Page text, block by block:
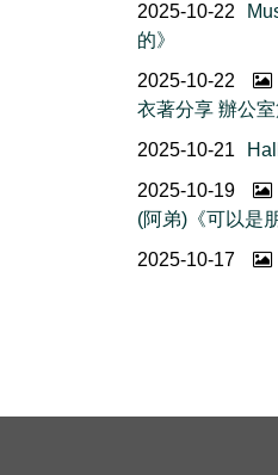
2025-10-22
的》
2025-10-22
衣著分享 辦公室
2025-10-21
2025-10-19
(阿弟)《可以是
2025-10-17